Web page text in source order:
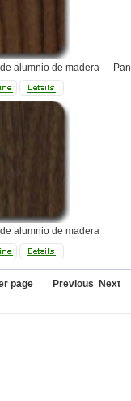
alumnio de madera
alumnio de madera
page Previous Next